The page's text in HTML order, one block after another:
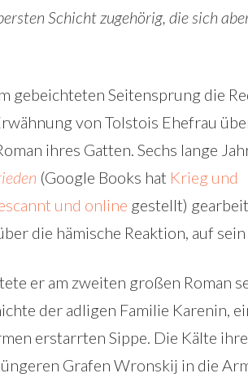
Schicht zugehörig, die sich
gebeichteten Seitensprung die
von Tolstois Ehefrau
ihres Gatten. Sechs lange
(Google Books hat Krieg und
und online gestellt)
die hämische Reaktion, auf
er am zweiten großen Roman
der adligen Familie Karenin,
erstarrten Sippe. Die Kälte
Grafen Wronskij in die